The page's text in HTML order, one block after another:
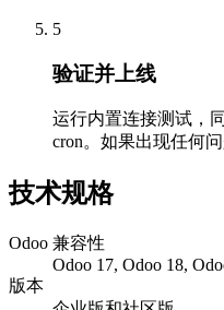
5
验证并上线
运行内置连接测试，
cron。如果出现任何
技术规格
Odoo 兼容性
Odoo 17, Odoo 18,
版本